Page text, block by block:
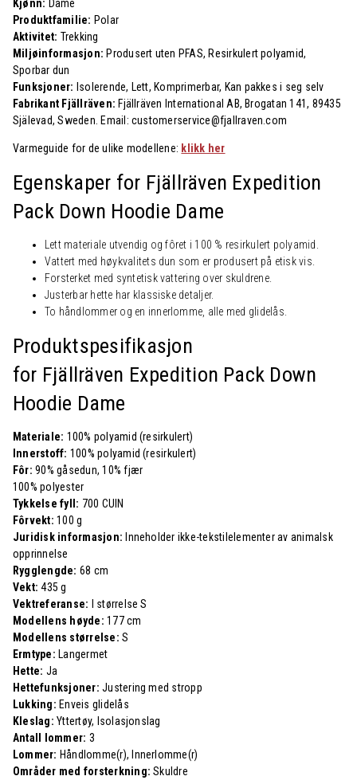
Kjønn: Dame
Produktfamilie: Polar
Aktivitet: Trekking
Miljøinformasjon: Produsert uten PFAS, Resirkulert polyamid,
Sporbar dun
Funksjoner: Isolerende, Lett, Komprimerbar, Kan pakkes i seg selv
Fabrikant Fjällräven: Fjällräven International AB, Brogatan 141, 89435
Själevad, Sweden. Email: customerservice@fjallraven.com
Varmeguide for de ulike modellene: klikk her
Egenskaper for Fjällräven Expedition
Pack Down Hoodie Dame
Lett materiale utvendig og fôret i 100 % resirkulert polyamid.
Vattert med høykvalitets dun som er produsert på etisk vis.
Forsterket med syntetisk vattering over skuldrene.
Justerbar hette har klassiske detaljer.
To håndlommer og en innerlomme, alle med glidelås.
Produktspesifikasjon
for Fjällräven Expedition Pack Down
Hoodie Dame
Materiale: 100% polyamid (resirkulert)
Innerstoff: 100% polyamid (resirkulert)
Fôr:90% gåsedun, 10% fjær
100% polyester
Tykkelse fyll: 700 CUIN
Fôrvekt:100 g
Juridisk informasjon: Inneholder ikke-tekstilelementer av animalsk
opprinnelse
Rygglengde: 68 cm
Vekt:435 g
Vektreferanse:
I størrelse S
Modellens høyde:177 cm
Modellens størrelse:S
Ermtype: Langermet
Hette: Ja
Hettefunksjoner:Justering med stropp
Lukking: Enveis glidelås
Kleslag:Yttertøy, Isolasjonslag
Antall lommer: 3
Lommer: Håndlomme(r), Innerlomme(r)
Områder med forsterkning:Skuldre